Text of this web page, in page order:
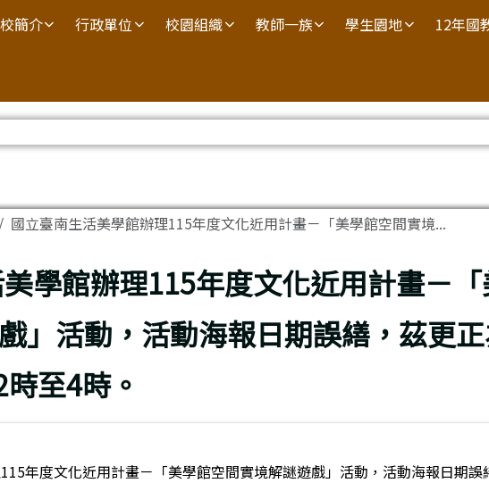
簡介 行政單位 校園組織 教師一族 學生園地 12年國
國立臺南生活美學館辦理115年度文化近用計畫－「美學館空間實境...
學館辦理115年度文化近用計畫－
」活動，活動海報日期誤繕，茲更
至4時。
年度文化近用計畫－「美學館空間實境解謎遊戲」活動，活動海報日期誤